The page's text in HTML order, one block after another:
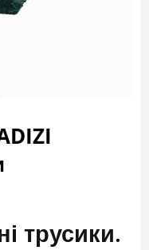
трусики.